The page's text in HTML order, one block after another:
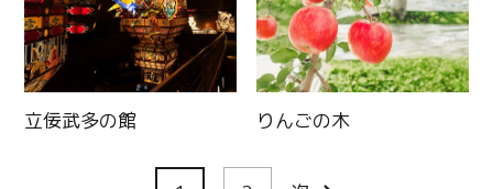
立佞武多の館 りんごの木